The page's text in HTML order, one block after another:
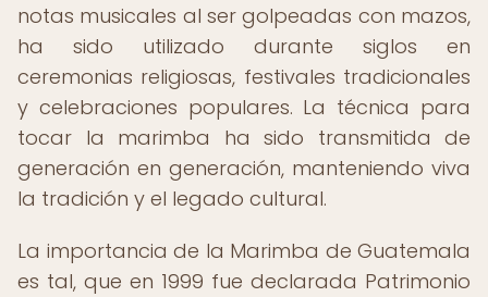
notas musicales al ser golpeadas con mazos,
ha sido utilizado durante siglos en
ceremonias religiosas, festivales tradicionales
y celebraciones populares. La técnica para
tocar la marimba ha sido transmitida de
generación en generación, manteniendo viva
la tradición y el legado cultural.
La importancia de la Marimba de Guatemala
es tal, que en 1999 fue declarada Patrimonio